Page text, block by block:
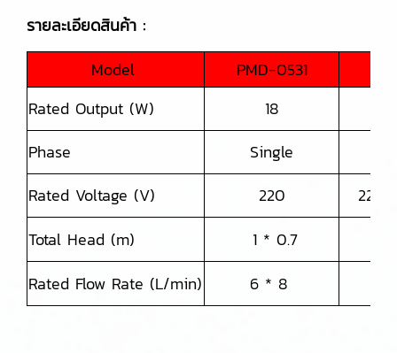
รายละเอียดสินค้า :
Model
PMD-0531
Rated Output (W)
18
Phase
Single
Rated Voltage (V)
220
220,
Total Head (m)
1 * 0.7
Rated Flow Rate (L/min)
6 * 8